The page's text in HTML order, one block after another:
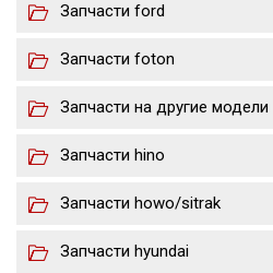
Запчасти ford
Запчасти foton
Запчасти на другие модели
Запчасти hino
Запчасти howo/sitrak
Запчасти hyundai